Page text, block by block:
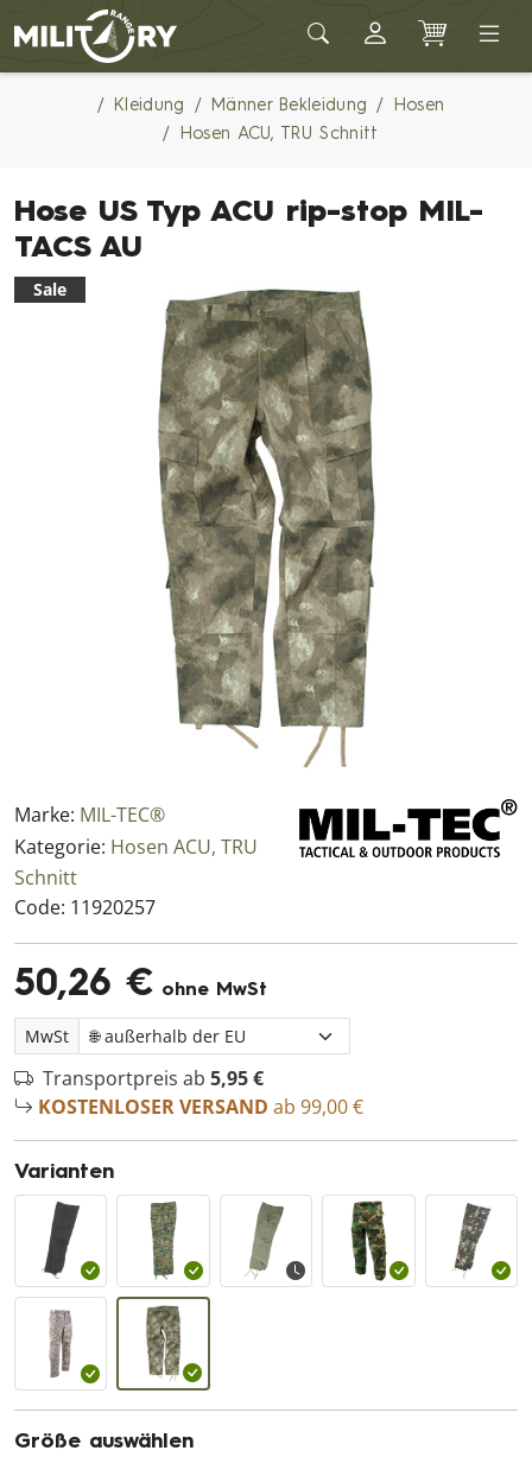
Army shop MILITARY RANGE
Kleidung Männer Bekleidung
Hosen
Hosen ACU, TRU Schnitt
Hose US Typ ACU rip-stop MIL-
TACS AU
Sale
Marke: MIL-TEC®
Kategorie: Hosen ACU, TRU
Schnitt
Code: 11920257
50,26 € ohne MwSt
MwSt
Transportpreis ab 5,95 €
KOSTENLOSER VERSAND ab 99,00 €
Varianten
Größe auswählen